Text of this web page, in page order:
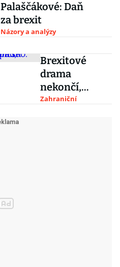
Palaščákové: Daň
za brexit
Názory a analýzy
Brexitové
drama
nekončí,
hlavní obětí je
Zahraniční